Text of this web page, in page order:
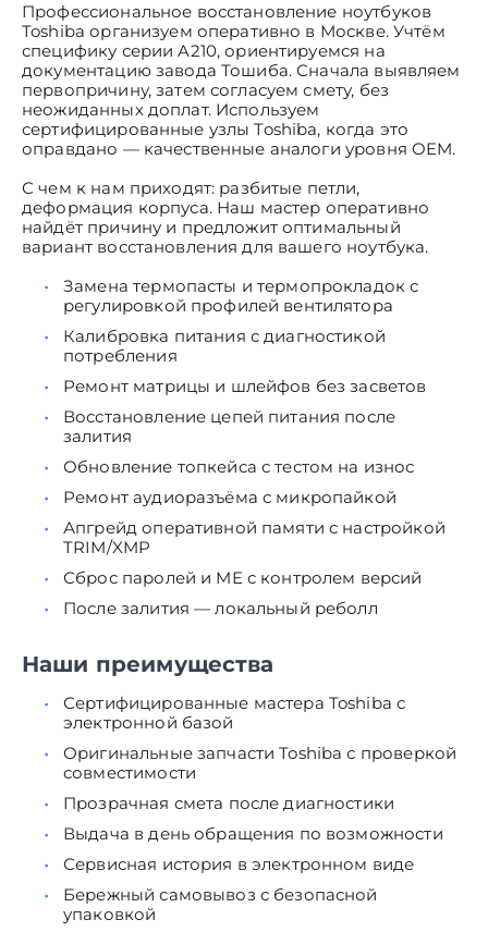
Профессиональное восстановление ноутбуков
Toshiba организуем оперативно в Москве. Учтём
специфику серии A210, ориентируемся на
документацию завода Тошиба. Сначала выявляем
первопричину, затем согласуем смету, без
неожиданных доплат. Используем
сертифицированные узлы Toshiba, когда это
оправдано — качественные аналоги уровня OEM.
С чем к нам приходят: разбитые петли,
деформация корпуса. Наш мастер оперативно
найдёт причину и предложит оптимальный
вариант восстановления для вашего ноутбука.
Замена термопасты и термопрокладок с
регулировкой профилей вентилятора
Калибровка питания с диагностикой
потребления
Ремонт матрицы и шлейфов без засветов
Восстановление цепей питания после
залития
Обновление топкейса с тестом на износ
Ремонт аудиоразъёма с микропайкой
Апгрейд оперативной памяти с настройкой
TRIM/XMP
Сброс паролей и ME с контролем версий
После залития — локальный реболл
Наши преимущества
Сертифицированные мастера Toshiba с
электронной базой
Оригинальные запчасти Toshiba с проверкой
совместимости
Прозрачная смета после диагностики
Выдача в день обращения по возможности
Сервисная история в электронном виде
Бережный самовывоз с безопасной
упаковкой